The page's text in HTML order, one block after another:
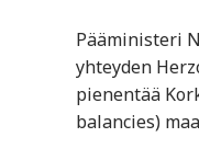
Pääministeri
yhteyden
pienentää
balancies)